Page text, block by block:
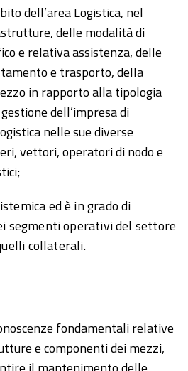
dell’area Logistica, nel
delle modalità di
e relativa assistenza, delle
e trasporto, della
in rapporto alla tipologia
dell’impresa di
nelle sue diverse
vettori, operatori di nodo e
ed è in grado di
segmenti operativi del settore
collaterali.
fondamentali relative
e componenti dei mezzi,